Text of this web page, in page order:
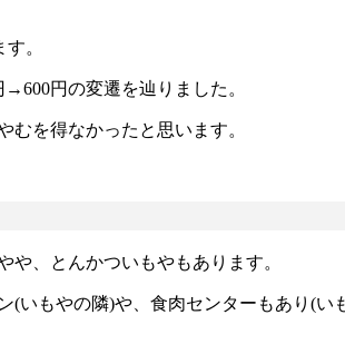
。
円の変遷を辿りました。
を得なかったと思います。
、とんかついもやもあります。
いもやの隣)や、食肉センターもあり(い